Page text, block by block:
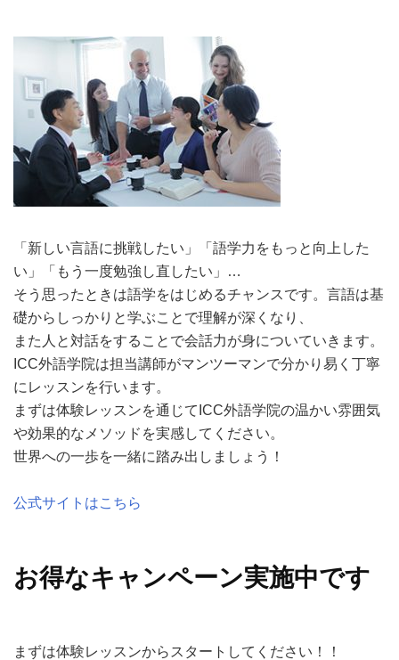
「新しい言語に挑戦したい」「語学力をもっと向上した
い」「もう一度勉強し直したい」…
そう思ったときは語学をはじめるチャンスです。言語は基
礎からしっかりと学ぶことで理解が深くなり、
また人と対話をすることで会話力が身についていきます。
ICC外語学院は担当講師がマンツーマンで分かり易く丁寧
にレッスンを行います。
まずは体験レッスンを通じてICC外語学院の温かい雰囲気
や効果的なメソッドを実感してください。
世界への一歩を一緒に踏み出しましょう！
公式サイトはこちら
お得なキャンペーン実施中です
まずは体験レッスンからスタートしてください！！